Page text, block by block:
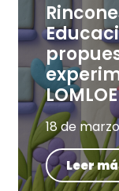
LOMLOE
18 de
Leer